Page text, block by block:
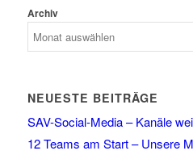
Archiv
NEUESTE BEITRÄGE
SAV-Social-Media – Kanäle
12 Teams am Start – Unsere